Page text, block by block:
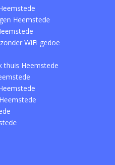
Heemstede
WiFi gedoe
thuis Heemstede